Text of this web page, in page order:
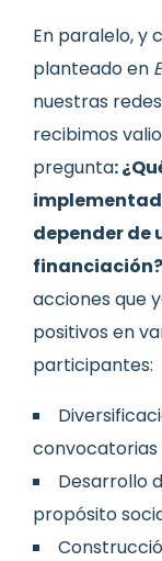
En paralelo, y
planteado en
nuestras
recibimos
pregunta:
depender de
financiación?
acciones que
positivos en
participantes:
convocatorias
Desarrollo
propósito